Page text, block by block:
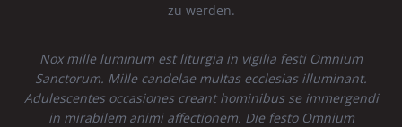
zu werden.
Nox mille luminum est liturgia in vigilia festi Omnium
Sanctorum. Mille candelae multas ecclesias illuminant.
Adulescentes occasiones creant hominibus se immergendi
in mirabilem animi affectionem. Die festo Omnium